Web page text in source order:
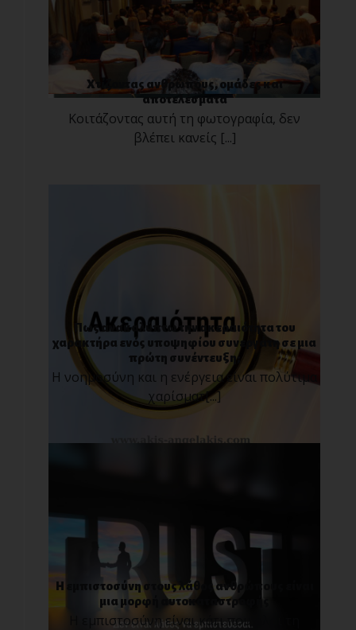
Χτίζοντας ανθρώπους, ομάδες και
αποτελέσματα
Κοιτάζοντας αυτή τη φωτογραφία, δεν
βλέπει κανείς [...]
Πως ανακαλύπτω την ακεραιότητα του
χαρακτήρα ενός υποψηφίου συνεργάτη σε μια
πρώτη συνέντευξη;
Η νοημοσύνη και η ενέργεια είναι πολύτιμα
χαρίσματ[...]
Η εμπιστοσύνη στους λάθος ανθρώπους είναι
μια μορφή αυτοκαταστροφής
Η εμπιστοσύνη είναι κάτι που όλοι τη